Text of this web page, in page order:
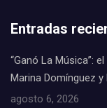
Entradas
“Ganó La Música”:
Marina Domínguez y
agosto 6, 2026